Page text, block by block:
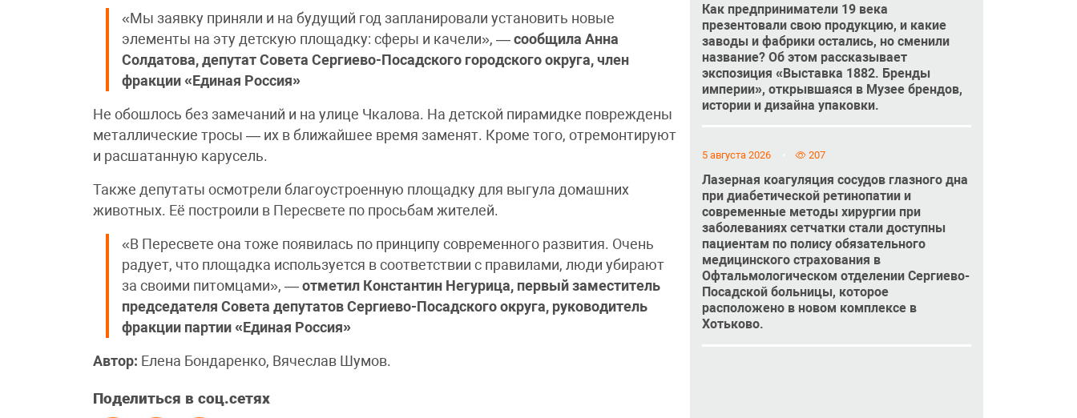
«Мы заявку приняли и на будущий год запланировали установить новые
элементы на эту детскую площадку: сферы и качели», —сообщила Анна
Солдатова, депутат Совета Сергиево-Посадского городского округа, член
фракции «Единая Россия»
Не обошлось без замечаний и на улице Чкалова. На детской пирамидке повреждены
металлические тросы — их в ближайшее время заменят. Кроме того, отремонтируют
и расшатанную карусель.
Также депутаты осмотрели благоустроенную площадку для выгула домашних
животных. Её построили в Пересвете по просьбам жителей.
«В Пересвете она тоже появилась по принципу современного развития. Очень
радует, что площадка используется в соответствии с правилами, люди убирают
за своими питомцами», —отметил Константин Негурица, первый заместитель
председателя Совета депутатов Сергиево-Посадского округа, руководитель
фракции партии «Единая Россия»
Автор: Елена Бондаренко, Вячеслав Шумов.
Поделиться в соц.сетях
Как предприниматели 19 века
презентовали свою продукцию, и какие
заводы и фабрики остались, но сменили
название? Об этом рассказывает
экспозиция «Выставка 1882. Бренды
империи», открывшаяся в Музее брендов,
истории и дизайна упаковки.
5 августа 2026 207
Лазерная коагуляция сосудов глазного дна
при диабетической ретинопатии и
современные методы хирургии при
заболеваниях сетчатки стали доступны
пациентам по полису обязательного
медицинского страхования в
Офтальмологическом отделении Сергиево-
Посадской больницы, которое
расположено в новом комплексе в
Хотьково.